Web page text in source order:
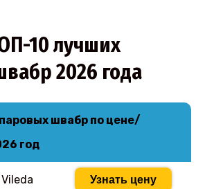
10 лучших
2026 года
швабр по цене/
год
Узнать цену